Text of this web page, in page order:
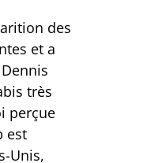
des
et a
très
perçue
est
Unis,